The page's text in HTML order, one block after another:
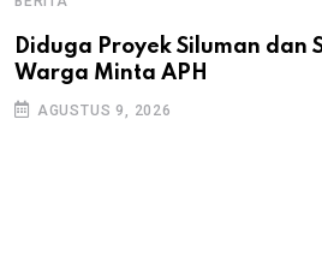
Diduga Proyek Siluman dan
Warga Minta APH
AGUSTUS 9, 2026